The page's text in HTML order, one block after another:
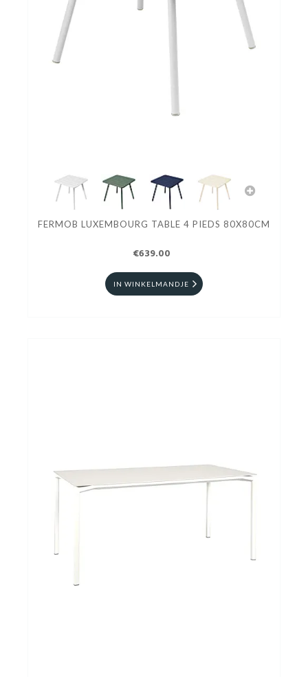
FERMOB LUXEMBOURG TABLE 4 PIEDS 80X80CM
€639.00
IN WINKELMANDJE